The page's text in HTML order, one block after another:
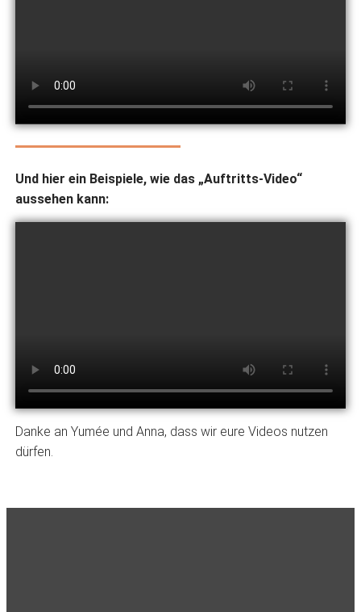
Und hier ein Beispiele, wie das „Auftritts-Video“
aussehen kann:
Danke an Yumée und Anna, dass wir eure Videos nutzen
dürfen.